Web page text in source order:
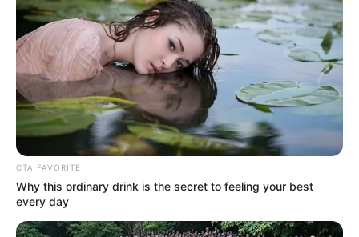
CTA FAVORITE
Why this ordinary drink is the secret to feeling your best
every day